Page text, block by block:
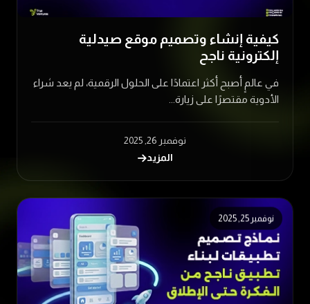
كيفية إنشاء وتصميم موقع صيدلية
إلكترونية ناجح
في عالمٍ أصبح أكثر اعتمادًا على الحلول الرقمية، لم يعد شراء
الأدوية مقتصرًا على زيارة...
نوفمبر 26, 2025
المزيد
نوفمبر 25, 2025